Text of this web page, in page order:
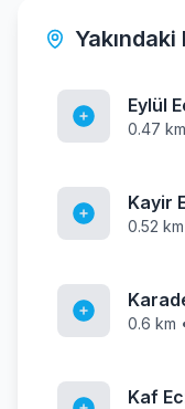
Eylül
0.47
Kayir
0.52
0.6 km
Kaf